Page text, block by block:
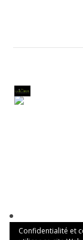
Confidentialité et